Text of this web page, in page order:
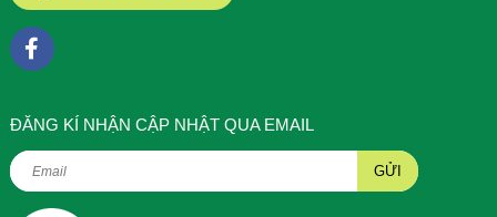
ÐĂNG KÍ NHẬN CẬP NHẬT QUA EMAIL
GỬI